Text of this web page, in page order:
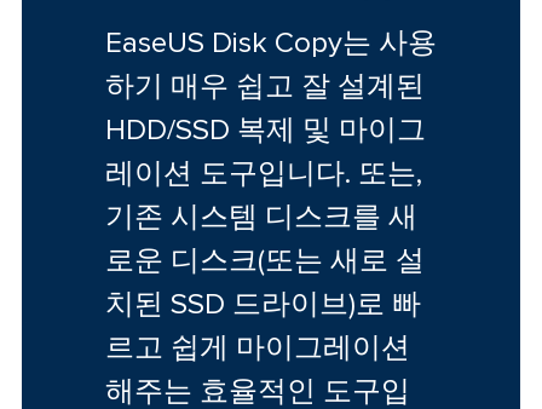
EaseUS Disk Copy는 사용
하기 매우 쉽고 잘 설계된
HDD/SSD 복제 및 마이그
레이션 도구입니다. 또는,
기존 시스템 디스크를 새
로운 디스크(또는 새로 설
치된 SSD 드라이브)로 빠
르고 쉽게 마이그레이션
해주는 효율적인 도구입